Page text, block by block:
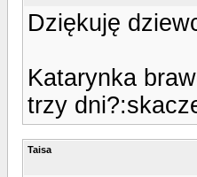
Dziękuję
Katarynka
trzy
Taisa